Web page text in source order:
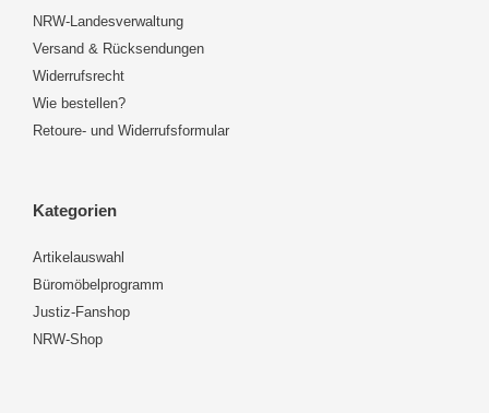
NRW-Landesverwaltung
Versand & Rücksendungen
Widerrufsrecht
Wie bestellen?
Retoure- und Widerrufsformular
Kategorien
Artikelauswahl
Büromöbelprogramm
Justiz-Fanshop
NRW-Shop